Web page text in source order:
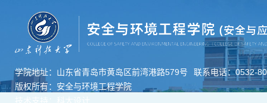
学院地址：山东省青岛市黄岛区前湾港路579号
联系电话：0532-
版权所有：安全与环境工程学院